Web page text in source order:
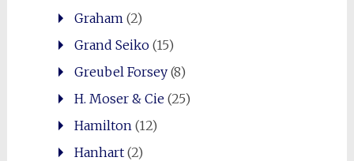
Graham (2)
Grand Seiko(15)
Greubel Forsey(8)
H. Moser & Cie(25)
Hamilton (12)
Hanhart(2)